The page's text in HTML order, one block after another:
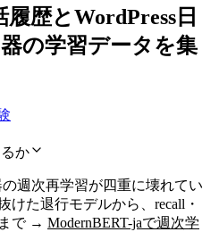
歴とWordPress日
の学習データを集
か
週次再学習が四重に壊れてい
けた退行モデルから、recall・
で → ModernBERT-jaで週次学